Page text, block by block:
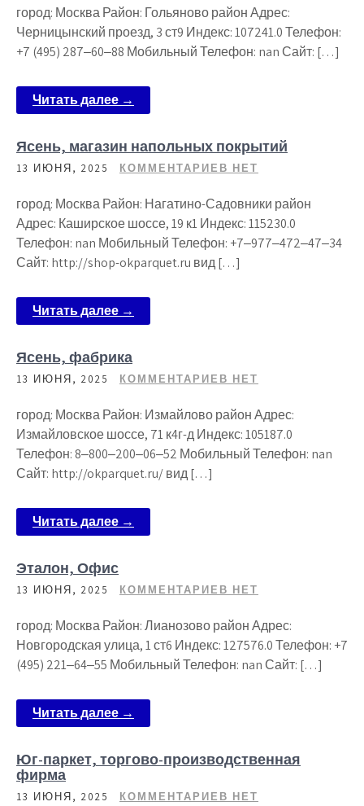
город: Москва Район: Гольяново район Адрес:
Черницынский проезд, 3 ст9 Индекс: 107241.0 Телефон:
+7 (495) 287‒60‒88 Мобильный Телефон: nan Сайт: […]
Читать далее →
Ясень, магазин напольных покрытий
13 ИЮНЯ, 2025 КОММЕНТАРИЕВ НЕТ
город: Москва Район: Нагатино-Садовники район
Адрес: Каширское шоссе, 19 к1 Индекс: 115230.0
Телефон: nan Мобильный Телефон: +7‒977‒472‒47‒34
Сайт: http://shop-okparquet.ru вид […]
Читать далее →
Ясень, фабрика
13 ИЮНЯ, 2025 КОММЕНТАРИЕВ НЕТ
город: Москва Район: Измайлово район Адрес:
Измайловское шоссе, 71 к4г-д Индекс: 105187.0
Телефон: 8‒800‒200‒06‒52 Мобильный Телефон: nan
Сайт: http://okparquet.ru/ вид […]
Читать далее →
Эталон, Офис
13 ИЮНЯ, 2025 КОММЕНТАРИЕВ НЕТ
город: Москва Район: Лианозово район Адрес:
Новгородская улица, 1 ст6 Индекс: 127576.0 Телефон: +7
(495) 221‒64‒55 Мобильный Телефон: nan Сайт: […]
Читать далее →
Юг-паркет, торгово-производственная
фирма
13 ИЮНЯ, 2025 КОММЕНТАРИЕВ НЕТ